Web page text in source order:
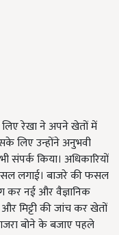
रेखा ने अपने खेतों में
लिए उन्होंने अनुभवी
संपर्क किया। अधिकारियों
लगाई। बाजरे की फसल
कर नई और वैज्ञानिक
मिट्टी की जांच कर खेतों
बोने के बजाए पहले